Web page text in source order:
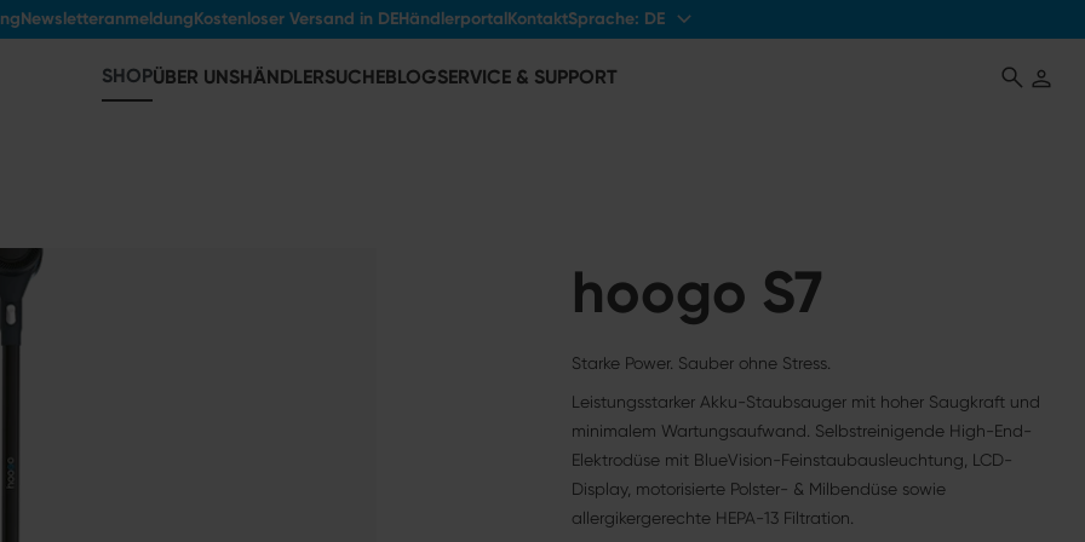
NewsletteranmeldungKostenloser Versand in DEHändlerportalKontaktSprache: DE
SHOPÜBER UNSHÄNDLERSUCHEBLOGSERVICE & SUPPORT
hoogo S7
Starke Power. Sauber ohne Stress.
Leistungsstarker Akku-Staubsauger mit hoher Saugkraft und
minimalem Wartungsaufwand. Selbstreinigende High-End-
Elektrodüse mit BlueVision-Feinstaubausleuchtung, LCD-
Display, motorisierte Polster- & Milbendüse sowie
allergikergerechte HEPA-13 Filtration.